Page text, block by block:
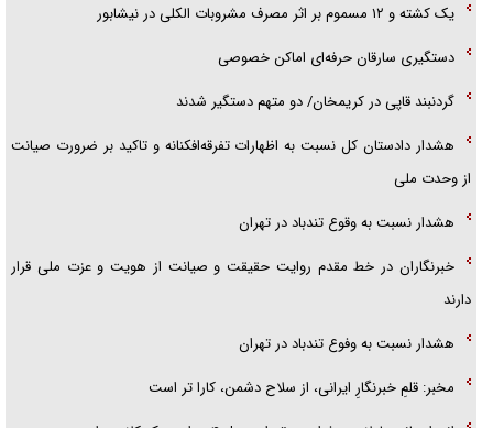
یک کشته و ۱۲ مسموم بر اثر مصرف مشروبات الکلی در نیشابور
دستگیری سارقان حرفه‌ای اماکن خصوصی
گردنبند قاپی در کریمخان/ دو متهم دستگیر شدند
هشدار دادستان کل نسبت به اظهارات تفرقه‌افکنانه و تاکید بر ضرورت صیانت
از وحدت ملی
هشدار نسبت به وقوع تندباد در تهران
خبرنگاران در خط مقدم روایت حقیقت و صیانت از هویت و عزت ملی قرار
دارند
هشدار نسبت به وفوع تندباد در تهران
مخبر: قلمِ خبرنگارِ ایرانی، از سلاح دشمن، کارا تر است